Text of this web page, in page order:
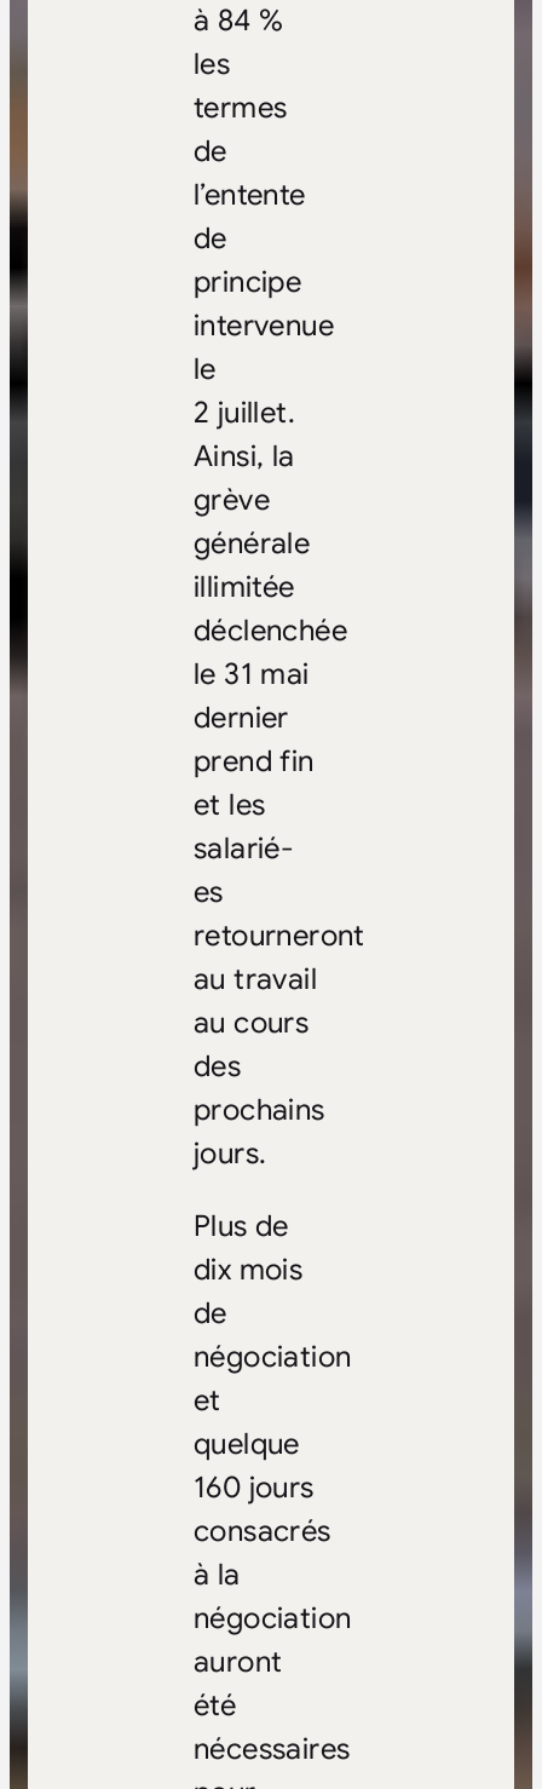
à 84 %
les
termes
de
l’entente
de
principe
intervenue
le
2 juillet.
Ainsi, la
grève
générale
illimitée
déclenchée
le 31 mai
dernier
prend fin
et les
salarié-
es
retourneront
au travail
au cours
des
prochains
jours.
Plus de
dix mois
de
négociation
et
quelque
160 jours
consacrés
à la
négociation
auront
été
nécessaires